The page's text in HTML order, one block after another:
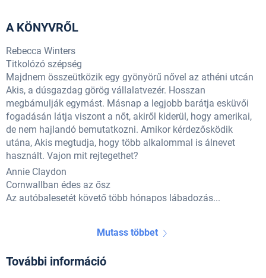
A KÖNYVRŐL
Rebecca Winters
Titkolózó szépség
Majdnem összeütközik egy gyönyörű nővel az athéni utcán
Akis, a dúsgazdag görög vállalatvezér. Hosszan
megbámulják egymást. Másnap a legjobb barátja esküvői
fogadásán látja viszont a nőt, akiről kiderül, hogy amerikai,
de nem hajlandó bemutatkozni. Amikor kérdezősködik
utána, Akis megtudja, hogy több alkalommal is álnevet
használt. Vajon mit rejtegethet?
Annie Claydon
Cornwallban édes az ősz
Az autóbalesetét követő több hónapos lábadozás...
Mutass többet
További információ